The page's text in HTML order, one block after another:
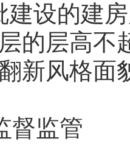
建设的建
的层高不
新风格面
督监管